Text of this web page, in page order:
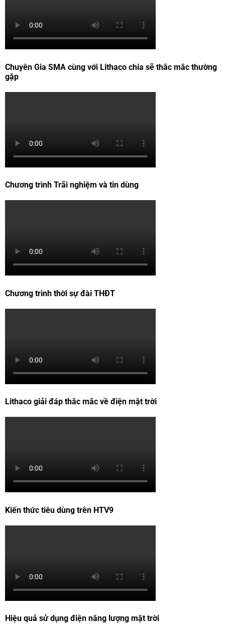
Chuyên Gia SMA cùng với Lithaco chia sẽ thắc mắc thường
gặp
Chương trình Trãi nghiệm và tin dùng
Chương trình thời sự đài THĐT
Lithaco giải đáp thắc mắc về điện mặt trời
Kiến thức tiêu dùng trên HTV9
Hiệu quả sử dụng điện năng lượng mặt trời